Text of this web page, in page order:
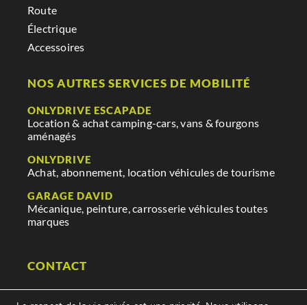
Route
Électrique
Accessoires
NOS AUTRES SERVICES DE MOBILITÉ
ONLYDRIVE ESCAPADE
Location & achat camping-cars, vans & fourgons
aménagés
ONLYDRIVE
Achat, abonnement, location véhicules de tourisme
GARAGE DAVID
Mécanique, peinture, carrosserie véhicules toutes
marques
CONTACT
29 rue des mauges